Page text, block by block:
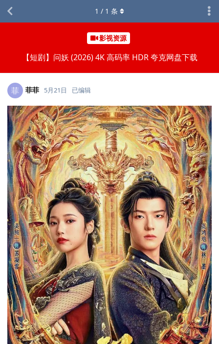
影视资源
【短剧】问妖 (2026) 4K 高码率 HDR 夸克网盘下载
1 / 1 条
菲 菲菲 5月21日 已编辑